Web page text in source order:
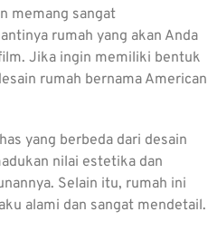
memang sangat
rumah yang akan Anda
Jika ingin memiliki bentuk
rumah bernama American
yang berbeda dari desain
nilai estetika dan
Selain itu, rumah ini
alami dan sangat mendetail.